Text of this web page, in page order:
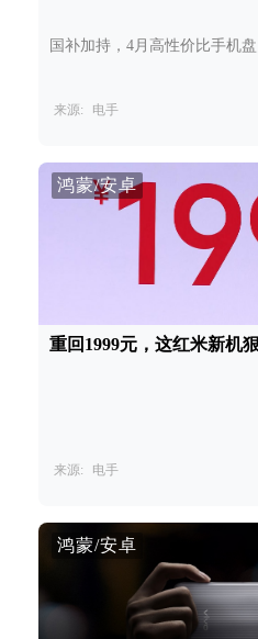
国补加持，4月高性价比手机
来源: 电手
鸿蒙/安卓
重回1999元，这红米新机
来源: 电手
鸿蒙/安卓